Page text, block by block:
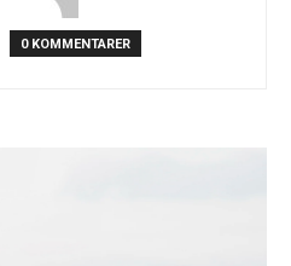
0 KOMMENTARER